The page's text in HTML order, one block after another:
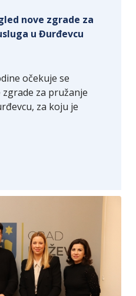
nove zgrade za
u Đurđevcu
očekuje se
za pružanje
za koju je